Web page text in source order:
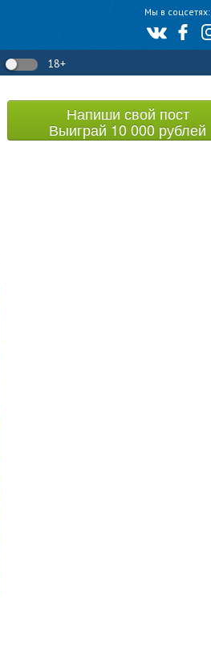
Мы в соцсетях:
18+
Напиши свой пост
Выиграй 10 000 рублей